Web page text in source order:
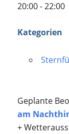
20:00 - 22:00
Kategorien
Geplante
am
+